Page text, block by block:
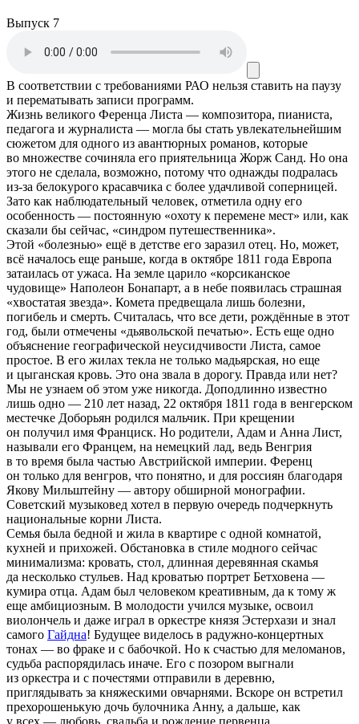
Выпуск 7
В соответствии с требованиями РАО нельзя ставить на паузу
и перематывать записи программ.
Жизнь великого Ференца Листа — композитора, пианиста,
педагога и журналиста — могла бы стать увлекательнейшим
сюжетом для одного из авантюрных романов, которые
во множестве сочиняла его приятельница Жорж Санд. Но она
этого не сделала, возможно, потому что однажды подралась
из-за белокурого красавчика с более удачливой соперницей.
Зато как наблюдательный человек, отметила одну его
особенность — постоянную «охоту к перемене мест» или, как
сказали бы сейчас, «синдром путешественника».
Этой «болезнью» ещё в детстве его заразил отец. Но, может,
всё началось еще раньше, когда в октябре 1811 года Европа
затаилась от ужаса. На земле царило «корсиканское
чудовище» Наполеон Бонапарт, а в небе появилась страшная
«хвостатая звезда». Комета предвещала лишь болезни,
погибель и смерть. Считалась, что все дети, рождённые в этот
год, были отмечены «дьявольской печатью». Есть еще одно
объяснение географической неусидчивости Листа, самое
простое. В его жилах текла не только мадьярская, но еще
и цыганская кровь. Это она звала в дорогу. Правда или нет?
Мы не узнаем об этом уже никогда. Доподлинно известно
лишь одно — 210 лет назад, 22 октября 1811 года в венгерском
местечке Доборьян родился мальчик. При крещении
он получил имя Франциск. Но родители, Адам и Анна Лист,
называли его Францем, на немецкий лад, ведь Венгрия
в то время была частью Австрийской империи. Ференц
он только для венгров, что понятно, и для россиян благодаря
Якову Мильштейну — автору обширной монографии.
Советский музыковед хотел в первую очередь подчеркнуть
национальные корни Листа.
Семья была бедной и жила в квартире с одной комнатой,
кухней и прихожей. Обстановка в стиле модного сейчас
минимализма: кровать, стол, длинная деревянная скамья
да несколько стульев. Над кроватью портрет Бетховена —
кумира отца. Адам был человеком креативным, да к тому ж
еще амбициозным. В молодости учился музыке, освоил
виолончель и даже играл в оркестре князя Эстерхази и знал
самого Гайдна! Будущее виделось в радужно-концертных
тонах — во фраке и с бабочкой. Но к счастью для меломанов,
судьба распорядилась иначе. Его с позором выгнали
из оркестра и с почестями отправили в деревню,
приглядывать за княжескими овчарнями. Вскоре он встретил
прехорошенькую дочь булочника Анну, а дальше, как
у всех — любовь, свадьба и рождение первенца.